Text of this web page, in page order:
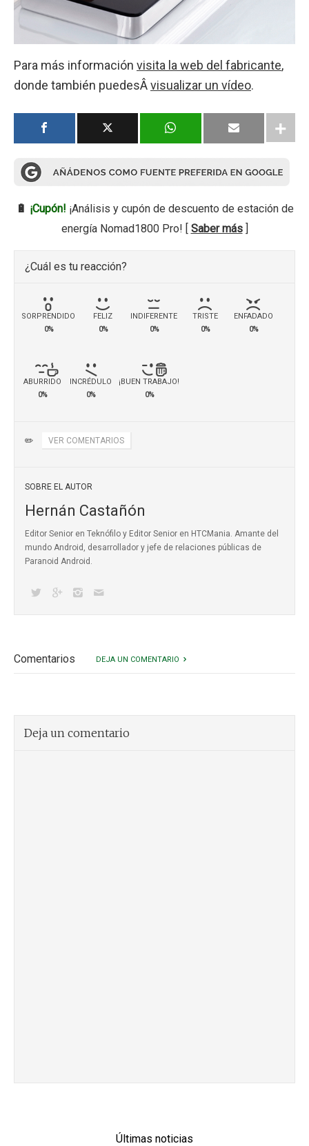
Para más información visita la web del fabricante,
donde también puedesÂvisualizar un vídeo.
🔋 ¡Cupón! ¡Análisis y cupón de descuento de estación de
energía Nomad1800 Pro! [ Saber más]
¿Cuál es tu reacción?
SORPRENDIDO
0%
FELIZ
0%
INDIFERENTE
0%
TRISTE
0%
ENFADADO
0%
ABURRIDO
0%
INCRÉDULO
0%
¡BUEN TRABAJO!
0%
✏️ VER COMENTARIOS
SOBRE EL AUTOR
Hernán Castañón
Editor Senior en Teknófilo y Editor Senior en HTCMania. Amante del
mundo Android, desarrollador y jefe de relaciones públicas de
Paranoid Android.
Comentarios DEJA UN COMENTARIO
Deja un comentario
Últimas noticias